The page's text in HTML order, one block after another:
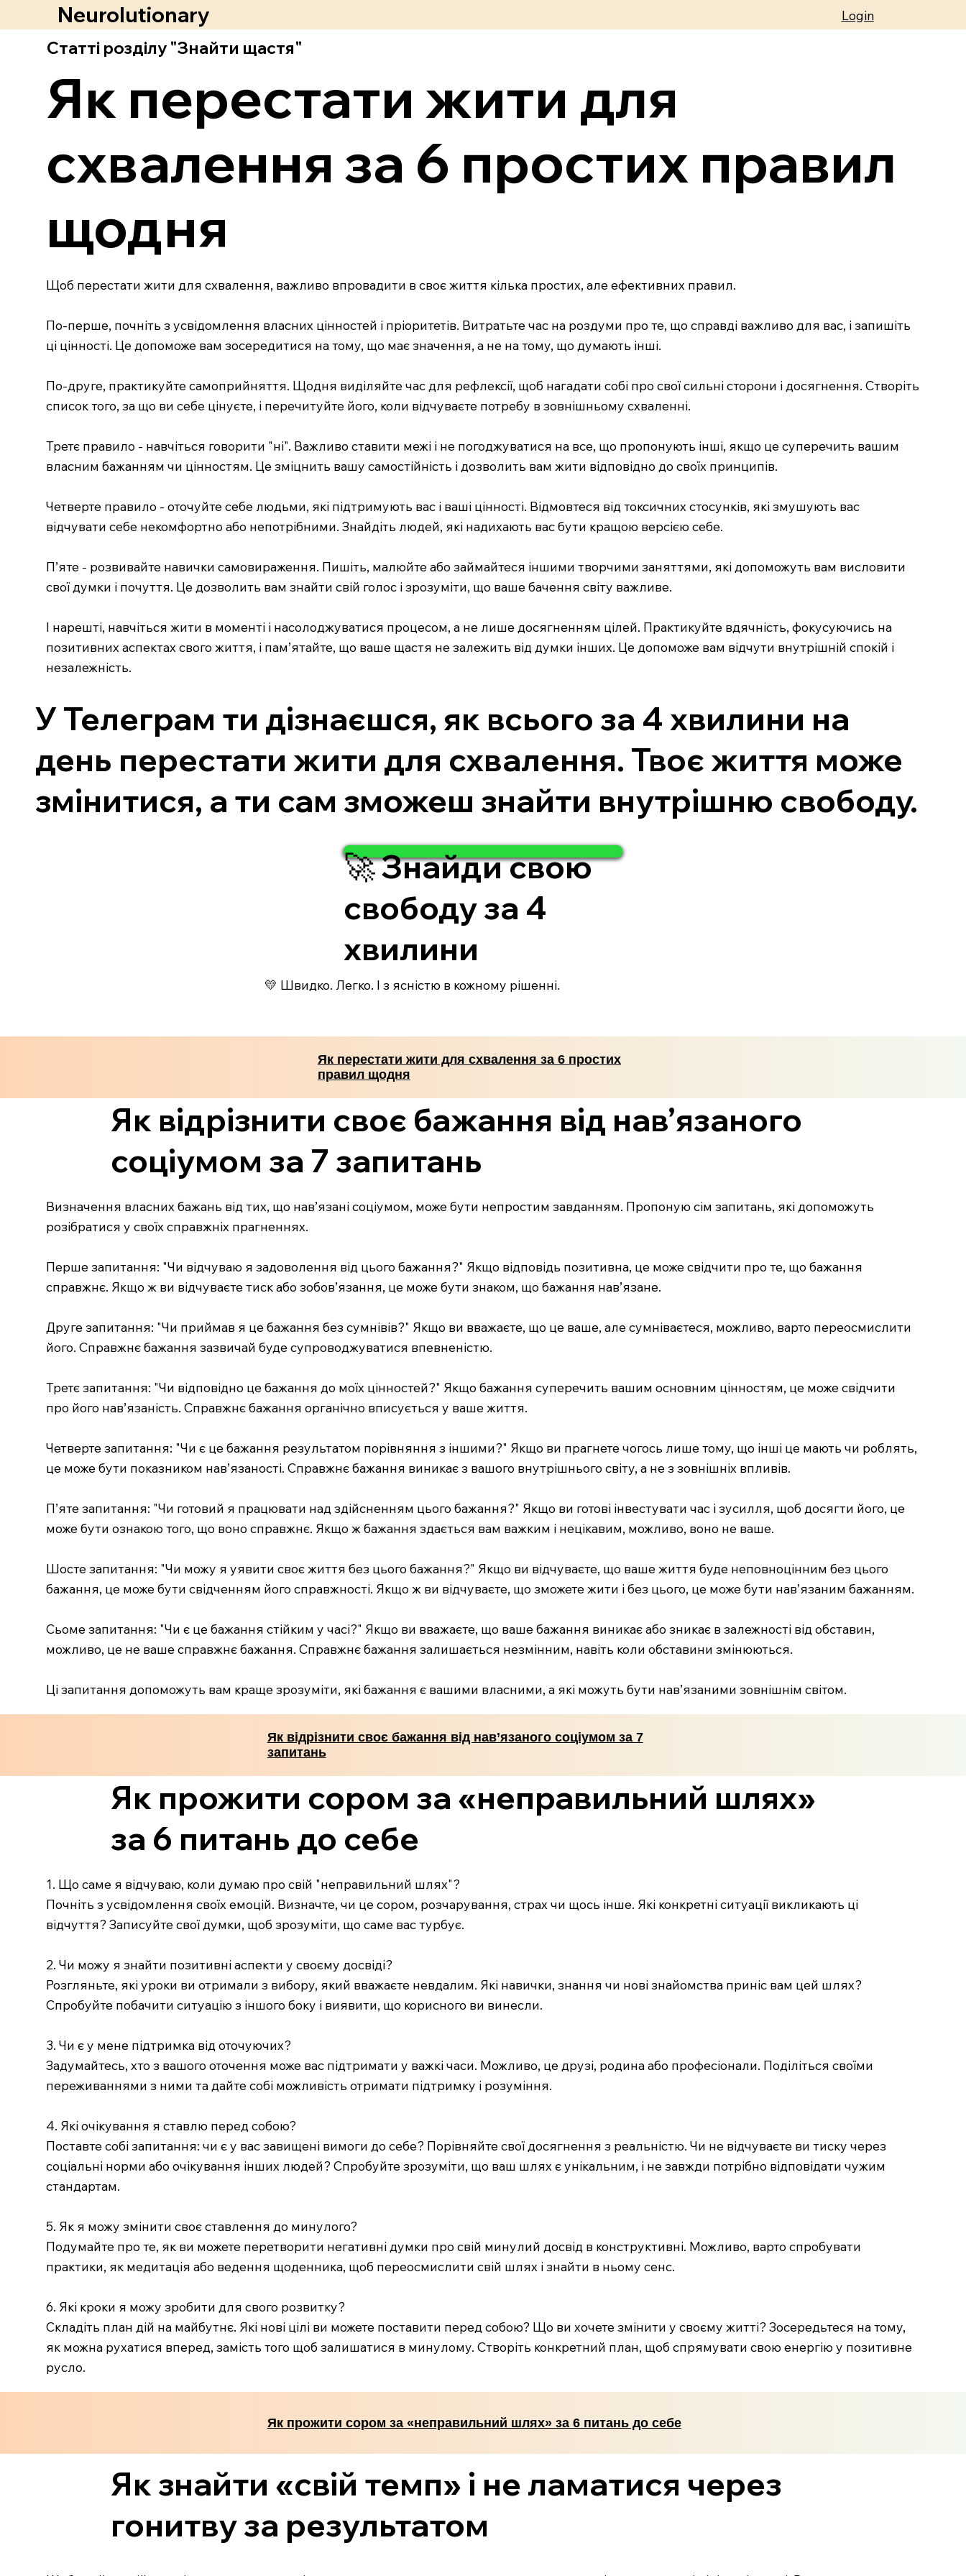
Neurolutionary Login
Статті розділу "Знайти щастя"
Як перестати жити для
схвалення за 6 простих правил
щодня
Щоб перестати жити для схвалення, важливо впровадити в своє життя кілька простих, але ефективних правил.
По-перше, почніть з усвідомлення власних цінностей і пріоритетів. Витратьте час на роздуми про те, що справді важливо для вас, і запишіть
ці цінності. Це допоможе вам зосередитися на тому, що має значення, а не на тому, що думають інші.
По-друге, практикуйте самоприйняття. Щодня виділяйте час для рефлексії, щоб нагадати собі про свої сильні сторони і досягнення. Створіть
список того, за що ви себе цінуєте, і перечитуйте його, коли відчуваєте потребу в зовнішньому схваленні.
Третє правило - навчіться говорити "ні". Важливо ставити межі і не погоджуватися на все, що пропонують інші, якщо це суперечить вашим
власним бажанням чи цінностям. Це зміцнить вашу самостійність і дозволить вам жити відповідно до своїх принципів.
Четверте правило - оточуйте себе людьми, які підтримують вас і ваші цінності. Відмовтеся від токсичних стосунків, які змушують вас
відчувати себе некомфортно або непотрібними. Знайдіть людей, які надихають вас бути кращою версією себе.
П’яте - розвивайте навички самовираження. Пишіть, малюйте або займайтеся іншими творчими заняттями, які допоможуть вам висловити
свої думки і почуття. Це дозволить вам знайти свій голос і зрозуміти, що ваше бачення світу важливе.
І нарешті, навчіться жити в моменті і насолоджуватися процесом, а не лише досягненням цілей. Практикуйте вдячність, фокусуючись на
позитивних аспектах свого життя, і пам’ятайте, що ваше щастя не залежить від думки інших. Це допоможе вам відчути внутрішній спокій і
незалежність.
У Телеграм ти дізнаєшся, як всього за 4 хвилини на
день перестати жити для схвалення. Твоє життя може
змінитися, а ти сам зможеш знайти внутрішню свободу.
🚀 Знайди свою
свободу за 4
хвилини
💛 Швидко. Легко. І з ясністю в кожному рішенні.
Як перестати жити для схвалення за 6 простих
правил щодня
Як відрізнити своє бажання від нав’язаного
соціумом за 7 запитань
Визначення власних бажань від тих, що нав’язані соціумом, може бути непростим завданням. Пропоную сім запитань, які допоможуть
розібратися у своїх справжніх прагненнях.
Перше запитання: "Чи відчуваю я задоволення від цього бажання?" Якщо відповідь позитивна, це може свідчити про те, що бажання
справжнє. Якщо ж ви відчуваєте тиск або зобов’язання, це може бути знаком, що бажання нав’язане.
Друге запитання: "Чи приймав я це бажання без сумнівів?" Якщо ви вважаєте, що це ваше, але сумніваєтеся, можливо, варто переосмислити
його. Справжнє бажання зазвичай буде супроводжуватися впевненістю.
Третє запитання: "Чи відповідно це бажання до моїх цінностей?" Якщо бажання суперечить вашим основним цінностям, це може свідчити
про його нав’язаність. Справжнє бажання органічно вписується у ваше життя.
Четверте запитання: "Чи є це бажання результатом порівняння з іншими?" Якщо ви прагнете чогось лише тому, що інші це мають чи роблять,
це може бути показником нав’язаності. Справжнє бажання виникає з вашого внутрішнього світу, а не з зовнішніх впливів.
П’яте запитання: "Чи готовий я працювати над здійсненням цього бажання?" Якщо ви готові інвестувати час і зусилля, щоб досягти його, це
може бути ознакою того, що воно справжнє. Якщо ж бажання здається вам важким і нецікавим, можливо, воно не ваше.
Шосте запитання: "Чи можу я уявити своє життя без цього бажання?" Якщо ви відчуваєте, що ваше життя буде неповноцінним без цього
бажання, це може бути свідченням його справжності. Якщо ж ви відчуваєте, що зможете жити і без цього, це може бути нав’язаним бажанням.
Сьоме запитання: "Чи є це бажання стійким у часі?" Якщо ви вважаєте, що ваше бажання виникає або зникає в залежності від обставин,
можливо, це не ваше справжнє бажання. Справжнє бажання залишається незмінним, навіть коли обставини змінюються.
Ці запитання допоможуть вам краще зрозуміти, які бажання є вашими власними, а які можуть бути нав’язаними зовнішнім світом.
Як відрізнити своє бажання від нав’язаного соціумом за 7
запитань
Як прожити сором за «неправильний шлях»
за 6 питань до себе
1. Що саме я відчуваю, коли думаю про свій "неправильний шлях"?
Почніть з усвідомлення своїх емоцій. Визначте, чи це сором, розчарування, страх чи щось інше. Які конкретні ситуації викликають ці
відчуття? Записуйте свої думки, щоб зрозуміти, що саме вас турбує.
2. Чи можу я знайти позитивні аспекти у своєму досвіді?
Розгляньте, які уроки ви отримали з вибору, який вважаєте невдалим. Які навички, знання чи нові знайомства приніс вам цей шлях?
Спробуйте побачити ситуацію з іншого боку і виявити, що корисного ви винесли.
3. Чи є у мене підтримка від оточуючих?
Задумайтесь, хто з вашого оточення може вас підтримати у важкі часи. Можливо, це друзі, родина або професіонали. Поділіться своїми
переживаннями з ними та дайте собі можливість отримати підтримку і розуміння.
4. Які очікування я ставлю перед собою?
Поставте собі запитання: чи є у вас завищені вимоги до себе? Порівняйте свої досягнення з реальністю. Чи не відчуваєте ви тиску через
соціальні норми або очікування інших людей? Спробуйте зрозуміти, що ваш шлях є унікальним, і не завжди потрібно відповідати чужим
стандартам.
5. Як я можу змінити своє ставлення до минулого?
Подумайте про те, як ви можете перетворити негативні думки про свій минулий досвід в конструктивні. Можливо, варто спробувати
практики, як медитація або ведення щоденника, щоб переосмислити свій шлях і знайти в ньому сенс.
6. Які кроки я можу зробити для свого розвитку?
Складіть план дій на майбутнє. Які нові цілі ви можете поставити перед собою? Що ви хочете змінити у своєму житті? Зосередьтеся на тому,
як можна рухатися вперед, замість того щоб залишатися в минулому. Створіть конкретний план, щоб спрямувати свою енергію у позитивне
русло.
Як прожити сором за «неправильний шлях» за 6 питань до себе
Як знайти «свій темп» і не ламатися через
гонитву за результатом